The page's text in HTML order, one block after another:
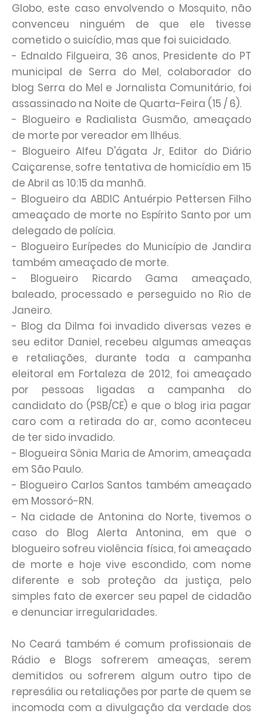
Globo, este caso envolvendo o Mosquito, não
convenceu ninguém de que ele tivesse
cometido o suicídio, mas que foi suicidado.
- Ednaldo Filgueira, 36 anos, Presidente do PT
municipal de Serra do Mel, colaborador do
blog Serra do Mel e Jornalista Comunitário, foi
assassinado na Noite de Quarta-Feira (15 / 6).
- Blogueiro e Radialista Gusmão, ameaçado
de morte por vereador em Ilhéus.
- Blogueiro Alfeu D'ágata Jr, Editor do Diário
Caiçarense, sofre tentativa de homicídio em 15
de Abril as 10:15 da manhã.
- Blogueiro da ABDIC Antuérpio Pettersen Filho
ameaçado de morte no Espírito Santo por um
delegado de polícia.
- Blogueiro Eurípedes do Município de Jandira
também ameaçado de morte.
- Blogueiro Ricardo Gama ameaçado,
baleado, processado e perseguido no Rio de
Janeiro.
- Blog da Dilma foi invadido diversas vezes e
seu editor Daniel, recebeu algumas ameaças
e retaliações, durante toda a campanha
eleitoral em Fortaleza de 2012, foi ameaçado
por pessoas ligadas a campanha do
candidato do (PSB/CE) e que o blog iria pagar
caro com a retirada do ar, como aconteceu
de ter sido invadido.
- Blogueira Sônia Maria de Amorim, ameaçada
em São Paulo.
- Blogueiro Carlos Santos também ameaçado
em Mossoró-RN.
- Na cidade de Antonina do Norte, tivemos o
caso do Blog Alerta Antonina, em que o
blogueiro sofreu violência física, foi ameaçado
de morte e hoje vive escondido, com nome
diferente e sob proteção da justiça, pelo
simples fato de exercer seu papel de cidadão
e denunciar irregularidades.
No Ceará também é comum profissionais de
Rádio e Blogs sofrerem ameaças, serem
demitidos ou sofrerem algum outro tipo de
represália ou retaliações por parte de quem se
incomoda com a divulgação da verdade dos